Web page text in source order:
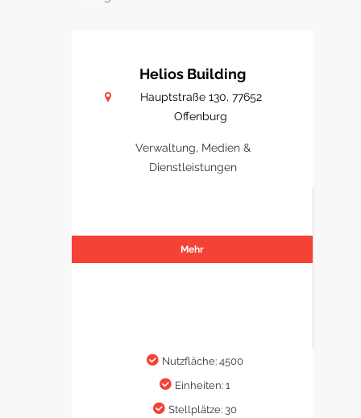
Helios Building
Hauptstraße 130, 77652
Offenburg
Verwaltung, Medien &
Dienstleistungen
Mehr
Nutzfläche: 4500
Einheiten: 1
Stellplätze: 30